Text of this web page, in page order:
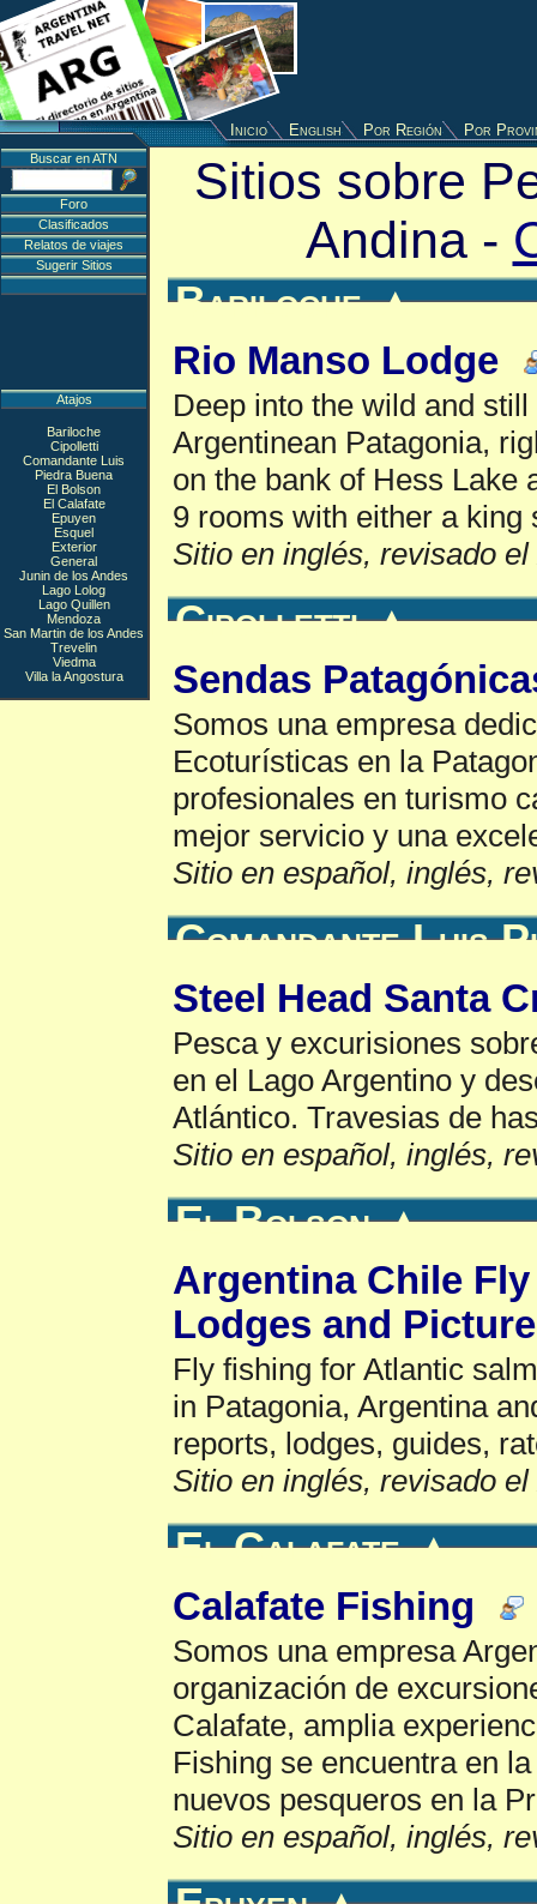
Inicio English Por Región Por
Sitios sobre
Andina -
Bariloche▲
Rio Manso Lodge
Deep into the wild and
Argentinean Patagonia,
on the bank of Hess Lake
9 rooms with either a
Sitio en inglés, revisado el
Cipolletti▲
Sendas
Somos una empresa
Ecoturísticas en la
profesionales en turismo
mejor servicio y una
Sitio en español, inglés,
Comandante Luis
Steel Head Santa
Pesca y excurisiones
en el Lago Argentino y
Atlántico. Travesias de
Sitio en español, inglés,
El Bolson▲
Argentina Chile
Lodges and
Fly fishing for Atlantic
in Patagonia, Argentina
reports, lodges, guides,
Sitio en inglés, revisado el
El Calafate▲
Calafate Fishing
Somos una empresa
organización de
Calafate, amplia
Fishing se encuentra en
nuevos pesqueros en la
Sitio en español, inglés,
Buscar en ATN
Foro
Clasificados
Relatos de viajes
Sugerir Sitios
Atajos
Bariloche
Cipolletti
Comandante Luis
Piedra Buena
El Bolson
El Calafate
Epuyen
Esquel
Exterior
General
Junin de los Andes
Lago Lolog
Lago Quillen
Mendoza
San Martin de los Andes
Trevelin
Viedma
Villa la Angostura